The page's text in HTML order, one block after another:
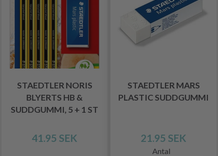
STAEDTLER NORIS
BLYERTS HB &
SUDDGUMMI, 5 + 1 ST
41.95 SEK
STAEDTLER MARS
PLASTIC SUDDGUMMI
21.95 SEK
Antal